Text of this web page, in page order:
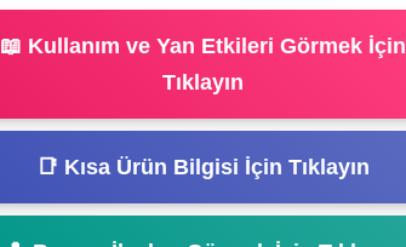
📖 Kullanım ve Yan Etkileri Görmek İçin
Tıklayın
📑 Kısa Ürün Bilgisi İçin Tıklayın